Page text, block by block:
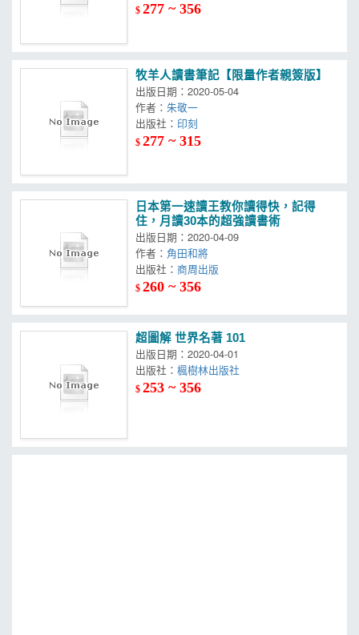
$277 ~ 356
牧羊人讀書筆記【限量作者親簽版】
出版日期：2020-05-04
作者：朱敬一
出版社：
$277 ~ 315
日本第一速讀王教你讀得快，記得
住，月讀30本的超強讀書術
出版日期：2020-04-09
作者： 角田和將
出版社：
$260 ~ 356
超圖解 世界名著 101
出版日期：2020-04-01
出版社：
$253 ~ 356